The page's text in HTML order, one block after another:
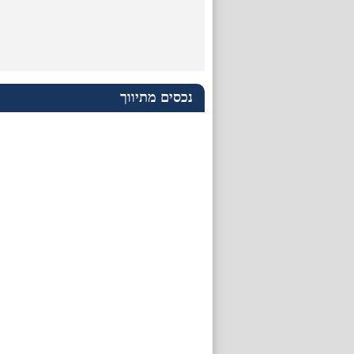
נכסים מתיווך